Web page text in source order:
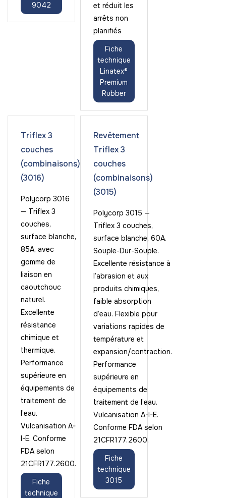
9042
et réduit les
arrêts non
planifiés
Fiche
technique
Linatex®
Premium
Rubber
Triflex 3
couches
(combinaisons)
(3016)
Polycorp 3016
— Triflex 3
couches,
surface blanche,
85A, avec
gomme de
liaison en
caoutchouc
naturel.
Excellente
résistance
chimique et
thermique.
Performance
supérieure en
équipements de
traitement de
l’eau.
Vulcanisation A-
I-E. Conforme
FDA selon
21CFR177.2600.
Fiche
technique
Revêtement
Triflex 3
couches
(combinaisons)
(3015)
Polycorp 3015 —
Triflex 3 couches,
surface blanche, 60A.
Souple-Dur-Souple.
Excellente résistance à
l’abrasion et aux
produits chimiques,
faible absorption
d’eau. Flexible pour
variations rapides de
température et
expansion/contraction.
Performance
supérieure en
équipements de
traitement de l’eau.
Vulcanisation A-I-E.
Conforme FDA selon
21CFR177.2600.
Fiche
technique
3015